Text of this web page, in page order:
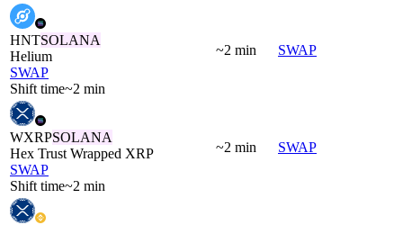
HNTSOLANA
Helium
SWAP
Shift time~2 min
~2 min SWAP
WXRPSOLANA
Hex Trust Wrapped XRP
SWAP
Shift time~2 min
~2 min SWAP